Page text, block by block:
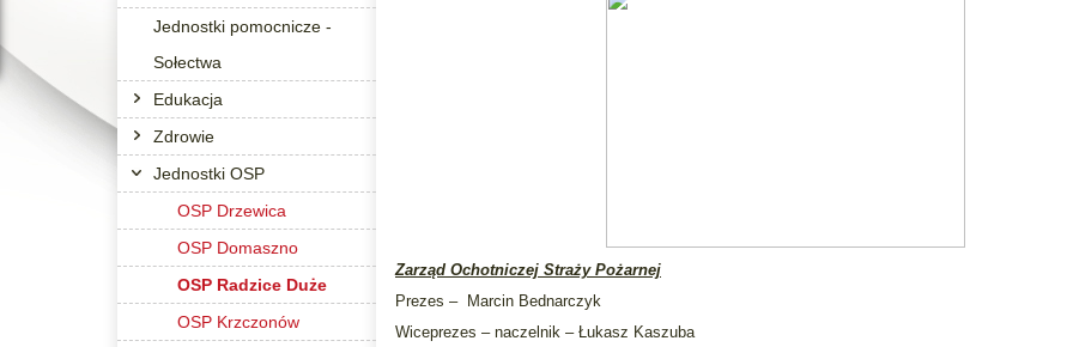
Jednostki pomocnicze -
Sołectwa
Edukacja
Zdrowie
Jednostki OSP
OSP Drzewica
OSP Domaszno
OSP Radzice Duże
OSP Krzczonów
Zarząd Ochotniczej Straży Pożarnej
Prezes – Marcin Bednarczyk
Wiceprezes – naczelnik – Łukasz Kaszuba